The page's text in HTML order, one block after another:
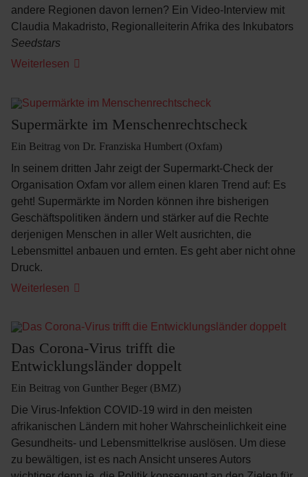
andere Regionen davon lernen? Ein Video-Interview mit
Claudia Makadristo, Regionalleiterin Afrika des Inkubators
Seedstars
Weiterlesen
Supermärkte im Menschenrechtscheck
Ein Beitrag von Dr. Franziska Humbert (Oxfam)
In seinem dritten Jahr zeigt der Supermarkt-Check der
Organisation Oxfam vor allem einen klaren Trend auf: Es
geht! Supermärkte im Norden können ihre bisherigen
Geschäftspolitiken ändern und stärker auf die Rechte
derjenigen Menschen in aller Welt ausrichten, die
Lebensmittel anbauen und ernten. Es geht aber nicht ohne
Druck.
Weiterlesen
Das Corona-Virus trifft die
Entwicklungsländer doppelt
Ein Beitrag von Gunther Beger (BMZ)
Die Virus-Infektion COVID-19 wird in den meisten
afrikanischen Ländern mit hoher Wahrscheinlichkeit eine
Gesundheits- und Lebensmittelkrise auslösen. Um diese
zu bewältigen, ist es nach Ansicht unseres Autors